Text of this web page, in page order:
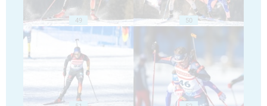
49 50